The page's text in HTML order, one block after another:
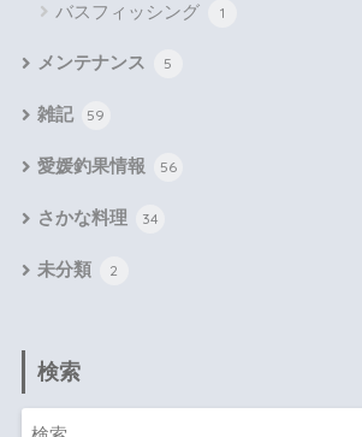
バスフィッシング 1
メンテナンス 5
雑記 59
愛媛釣果情報 56
さかな料理 34
未分類 2
検索